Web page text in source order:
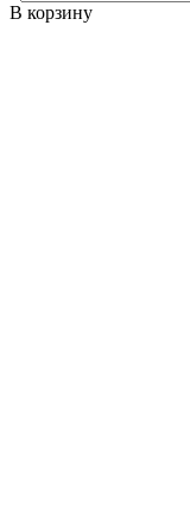
В корзину